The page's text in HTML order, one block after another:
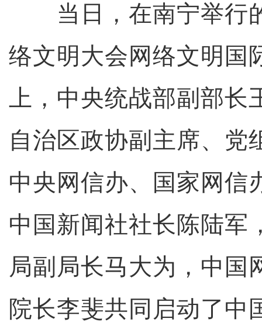
当日，在南宁举行
络文明大会网络文明国
上，中央统战部副部
自治区政协副主席、党
中央网信办、国家网信
中国新闻社社长陈陆军
局副局长马大为，中国
院长李斐共同启动了